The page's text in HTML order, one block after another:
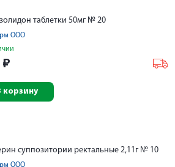
таблетки 50мг № 20
ООО
₽
корзину
суппозитории ректальные 2,11г № 10
ООО